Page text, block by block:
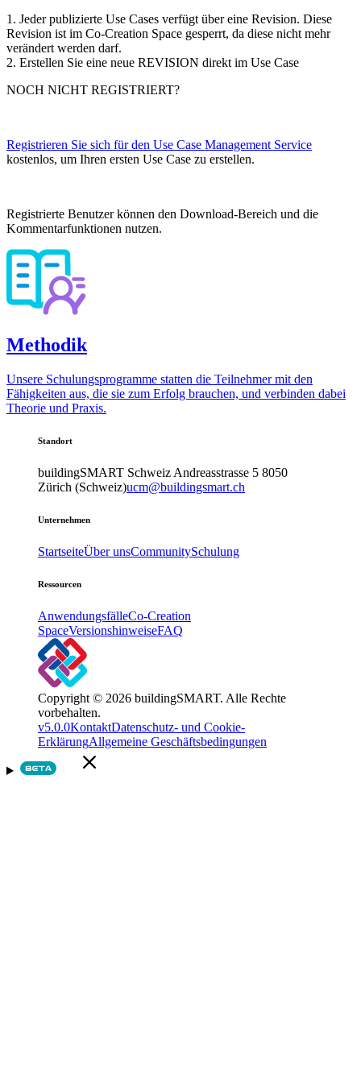
1. Jeder publizierte Use Cases verfügt über eine Revision. Diese
Revision ist im Co-Creation Space gesperrt, da diese nicht mehr
verändert werden darf.
2. Erstellen Sie eine neue REVISION direkt im Use Case
NOCH NICHT REGISTRIERT?
Registrieren Sie sich für den Use Case Management Service
kostenlos, um Ihren ersten Use Case zu erstellen.
Registrierte Benutzer können den Download-Bereich und die
Kommentarfunktionen nutzen.
Methodik
Unsere Schulungsprogramme statten die Teilnehmer mit den
Fähigkeiten aus, die sie zum Erfolg brauchen, und verbinden dabei
Theorie und Praxis.
Standort
buildingSMART Schweiz Andreasstrasse 5 8050
Zürich (Schweiz)ucm@buildingsmart.ch
Unternehmen
StartseiteÜber unsCommunitySchulung
Ressourcen
AnwendungsfälleCo-Creation
SpaceVersionshinweiseFAQ
Copyright © 2026 buildingSMART. Alle Rechte
vorbehalten.
v5.0.0KontaktDatenschutz- und Cookie-
ErklärungAllgemeine Geschäftsbedingungen